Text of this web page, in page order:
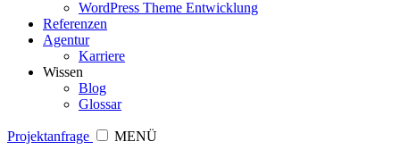
WordPress Theme Entwicklung
Referenzen
Agentur
Karriere
Wissen
Blog
Glossar
Projektanfrage
MENÜ